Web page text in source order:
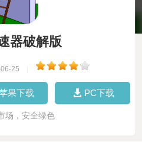
器破解版
25
果下载 PC下载
场，安全绿色